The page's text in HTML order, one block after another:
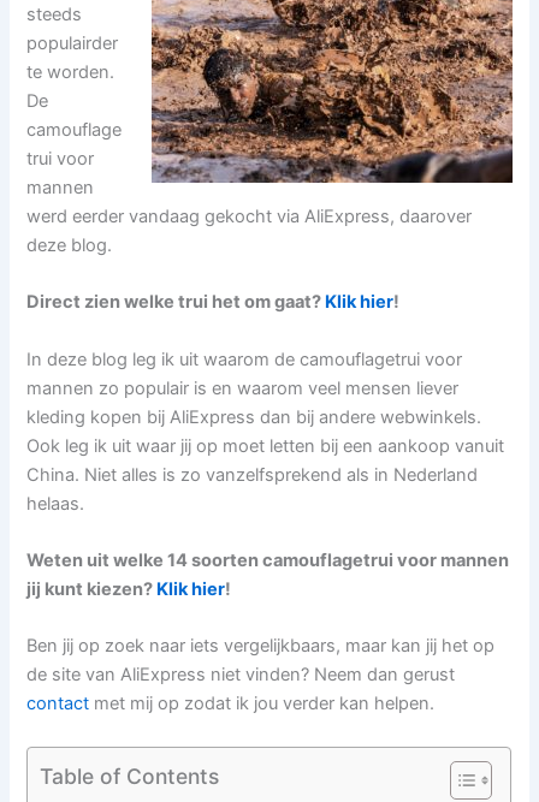
steeds
populairder
te worden.
De
camouflage
trui voor
mannen
werd eerder vandaag gekocht via AliExpress, daarover
deze blog.
Direct zien welke trui het om gaat? Klik hier!
In deze blog leg ik uit waarom de camouflagetrui voor
mannen zo populair is en waarom veel mensen liever
kleding kopen bij AliExpress dan bij andere webwinkels.
Ook leg ik uit waar jij op moet letten bij een aankoop vanuit
China. Niet alles is zo vanzelfsprekend als in Nederland
helaas.
Weten uit welke 14 soorten camouflagetrui voor mannen
jij kunt kiezen? Klik hier!
Ben jij op zoek naar iets vergelijkbaars, maar kan jij het op
de site van AliExpress niet vinden? Neem dan gerust
contact met mij op zodat ik jou verder kan helpen.
Table of Contents